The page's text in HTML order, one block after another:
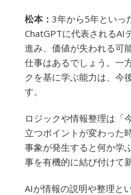
松本： 3年から5年といっ
ChatGPTに代表されるAI
進み、価値が失われる可
仕事はあるでしょう。一
クを基に学ぶ能力は、今
す。
ロジックや情報整理は「
立つポイントが変わった
事象が発生すると何か学
事を有機的に結び付けて
AIが情報の説明や整理と